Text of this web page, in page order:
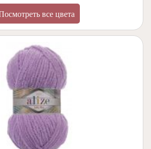
все цвета